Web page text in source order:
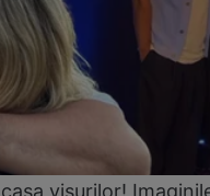
visurilor!